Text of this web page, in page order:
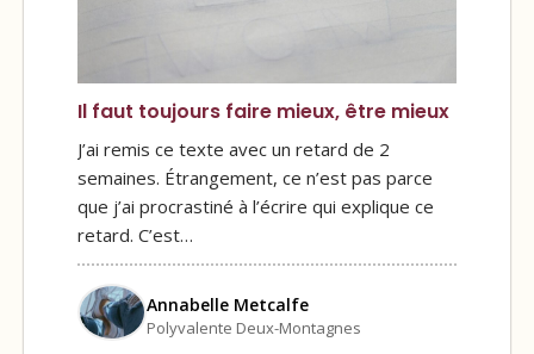
Il faut toujours faire mieux, être mieux
J’ai remis ce texte avec un retard de 2
semaines. Étrangement, ce n’est pas parce
que j’ai procrastiné à l’écrire qui explique ce
retard. C’est…
Annabelle Metcalfe
Polyvalente Deux-Montagnes